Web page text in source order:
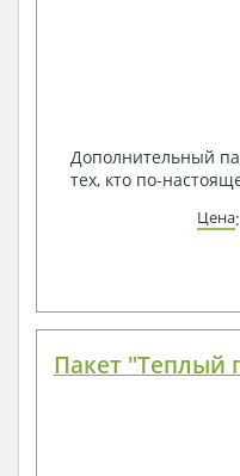
Дополнительный
тех, кто по-
Цена
Пакет "Теплый